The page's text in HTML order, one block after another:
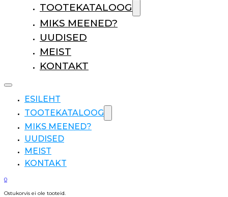
TOOTEKATALOOG
MIKS MEENED?
UUDISED
MEIST
KONTAKT
ESILEHT
TOOTEKATALOOG
MIKS MEENED?
UUDISED
MEIST
KONTAKT
0
Ostukorvis ei ole tooteid.